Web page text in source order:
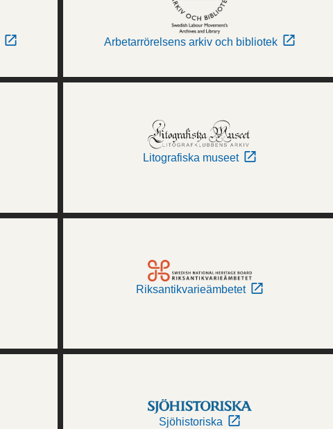
Arbetarrörelsens arkiv och bibliotek
Litografiska museet
Riksantikvarieämbetet
Sjöhistoriska